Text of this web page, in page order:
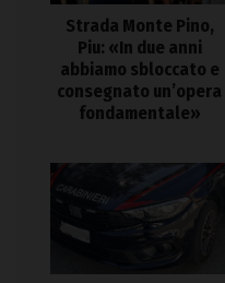
Strada Monte Pino,
Piu: «In due anni
abbiamo sbloccato e
consegnato un’opera
fondamentale»